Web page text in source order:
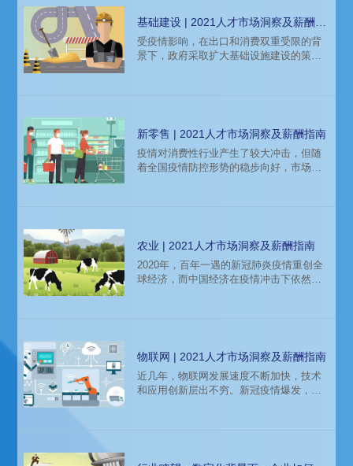
2022人才市场呈现如下特征：
基础建设 | 2021人才市场洞察及薪酬指
南
受疫情影响，在出口和消费双重受限的背
景下，政府采取扩大基础设施建设的策略
文件，抓紧启动和开工一批重大水利工程
和配套设施建设，启动农产品仓库保鲜冷
链物流设施建设工程。当前各地重大基建
项目已纷纷开工建设。如今，中国正在积
新零售 | 2021人才市场洞察及薪酬指南
疫情对消费性行业产生了较大冲击，但随
着全国疫情防控形势的稳步向好，市场供
互联网零售之间的界限越来越模糊，企业
不仅关注传统门店的数字化升级，“全渠道
零售”也吸引了更多企业瞩目，这意味着不
只是消费者购物习惯的改变，整个零售业
农业 | 2021人才市场洞察及薪酬指南
​2020年，百年一遇的新冠肺炎疫情重创全
球经济，而中国经济在疫情冲击下依然实
升，生产经营预期改善，为人才市场也带
来了积极影响。在今年产业行业区域发展
背后人才市场又呈现什么样的变化？人才
招聘缺口、职位机会和跳槽薪酬涨幅趋势
物联网 | 2021人才市场洞察及薪酬指南
近几年，物联网发展速度不断加快，技术
和应用创新层出不穷。新冠疫情爆发，常
治局常务委员会召开会议提出，加快5G网